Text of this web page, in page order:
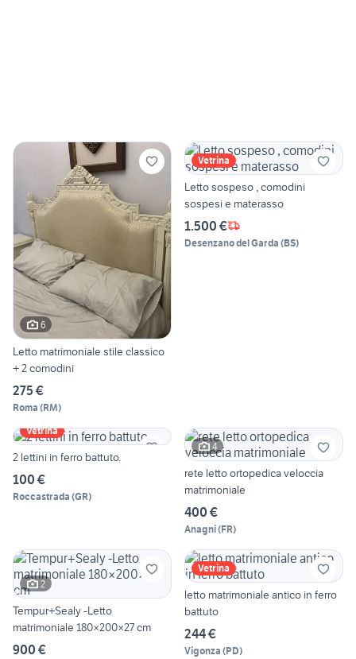
6
Letto matrimoniale stile classico
+ 2 comodini
275 €
Roma (RM)
Vetrina
Letto sospeso , comodini
sospesi e materasso
1.500 €
Desenzano del Garda (BS)
Vetrina
2 lettini in ferro battuto.
100 €
Roccastrada (GR)
4
rete letto ortopedica veloccia
matrimoniale
400 €
Anagni(FR)
2
Tempur+Sealy -Letto
matrimoniale 180×200×27 cm
900 €
Vetrina
letto matrimoniale antico in ferro
battuto
244 €
Vigonza (PD)